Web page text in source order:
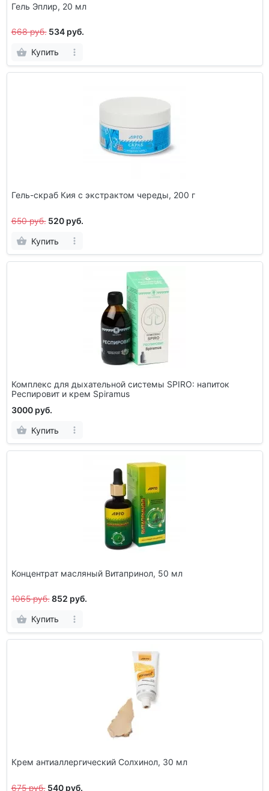
Гель Эплир, 20 мл
668 руб. 534 руб.
Купить
Гель-скраб Кия с экстрактом череды, 200 г
650 руб. 520 руб.
Купить
Комплекс для дыхательной системы SPIRO: напиток
Респировит и крем Spiramus
3000 руб.
Купить
Концентрат масляный Витапринол, 50 мл
1065 руб. 852 руб.
Купить
Крем антиаллергический Солхинол, 30 мл
675 руб. 540 руб.